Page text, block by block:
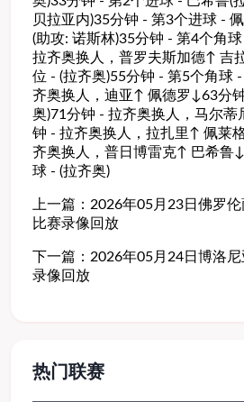
贝拉亚内)35分钟 - 第3个进球 -
(助攻: 诺斯林)35分钟 - 第4个角
拉齐奥换人，普罗夫斯加德↑ 吉
位 - (拉齐奥)55分钟 - 第5个角球
齐奥换人，迪亚↑ 佩德罗↓63分
奥)71分钟 - 拉齐奥换人，马尔
钟 - 拉齐奥换人，拉扎里↑ 佩莱
齐奥换人，普日博雷克↑ 巴希鲁
球 - (拉齐奥)
上一篇： 2026年05月23日佛罗
比赛录像回放
下一篇： 2026年05月24日博洛
录像回放
热门联赛